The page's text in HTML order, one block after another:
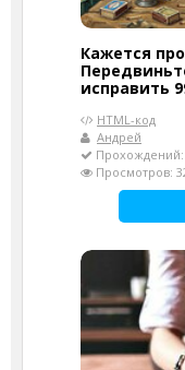
Кажется
исправить
HTML-код
Андрей
Прохождений:
Просмотров: